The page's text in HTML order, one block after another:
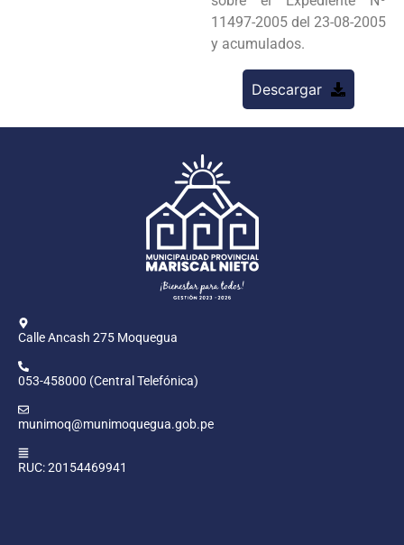
11497-2005 del 23-08-2005
y acumulados.
Descargar
Calle Ancash 275 Moquegua
053-458000 (Central Telefónica)
munimoq@munimoquegua.gob.pe
RUC: 20154469941